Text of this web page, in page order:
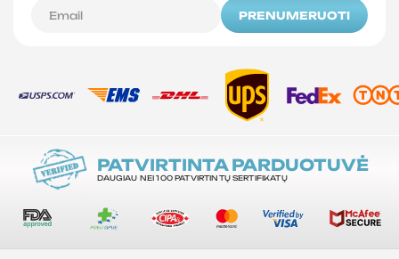
PRENUMERUOTI
PATVIRTINTA PARDUOTUVĖ
DAUGIAU NEI 100 PATVIRTINTŲ SERTIFIKATŲ